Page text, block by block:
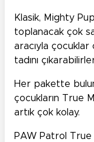
Klasik, Mighty
toplanacak çok
aracıyla çocuklar
tadını
Her pakette
çocukların True
artık çok kolay.
PAW Patrol True